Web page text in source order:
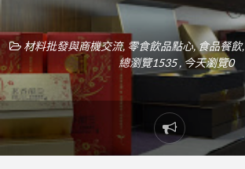
材料批發與商機交流, 零食飲品點心,食品餐飲,
總瀏覽1535 , 今天瀏覽0
Report
problem